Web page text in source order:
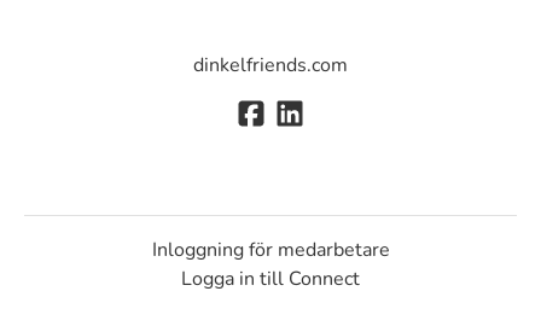
dinkelfriends.com
Inloggning för medarbetare
Logga in till Connect